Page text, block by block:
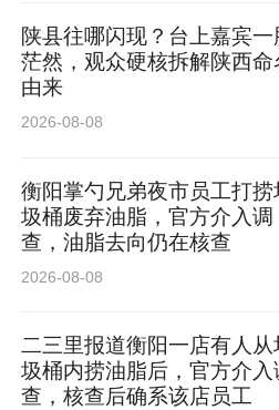
会上，医院质量管理办公
全面医疗质量管理与持续
部、护理部、质控部、感
控、手术安全、病案内涵、
控、合理用药等重点工作
陕县往哪闪现？台上嘉宾一
茫然，观众硬核拆解陕西命
由来
2026-08-08
衡阳掌勺兄弟夜市员工打捞
圾桶废弃油脂，官方介入调
查，油脂去向仍在核查
2026-08-08
二三里报道衡阳一店有人从
圾桶内捞油脂后，官方介入
查，核查后确系该店员工